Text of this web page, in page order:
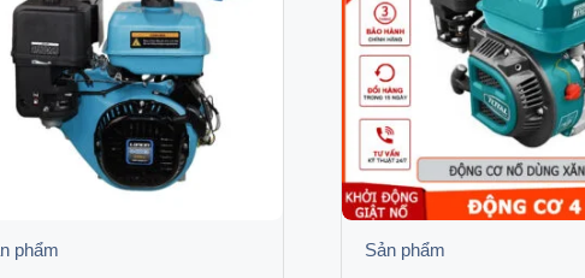
phẩm Sản phẩm